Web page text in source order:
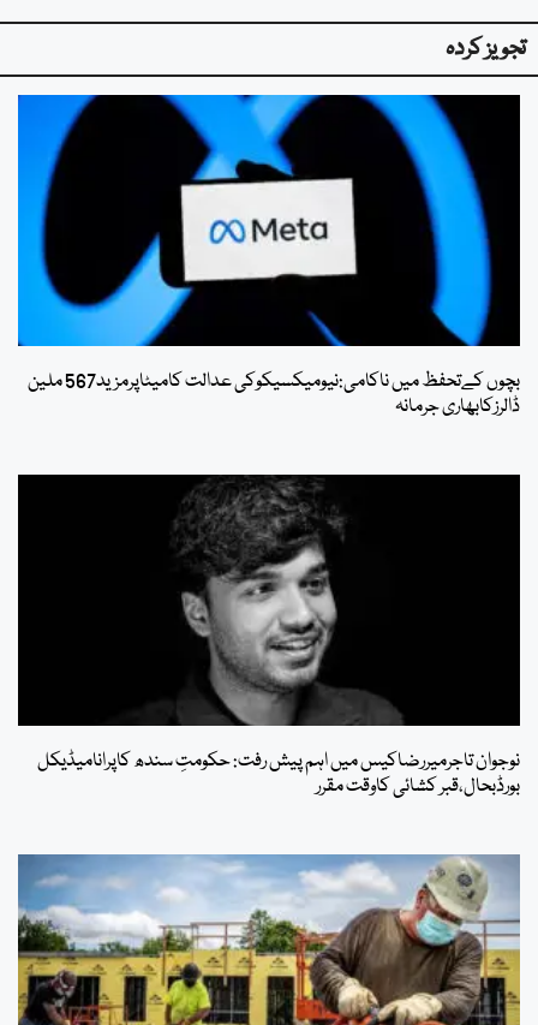
تجویز کردہ
ڈالرزکابھاری جرمانہ
نوجوان تاجرمیررضاکیس میں اہم پیش رفت: حکومتِ سندھ کاپرانامیڈیکل
بورڈبحال،قبر کشائی کاوقت مقرر